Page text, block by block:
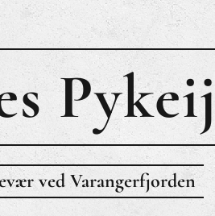
P
ved Varangerfjorden